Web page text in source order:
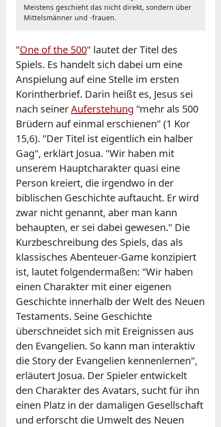
Meistens geschieht das nicht direkt, sondern über
Mittelsmänner und -frauen.
"One of the 500" lautet der Titel des
Spiels. Es handelt sich dabei um eine
Anspielung auf eine Stelle im ersten
Korintherbrief. Darin heißt es, Jesus sei
nach seinerAuferstehung "mehr als 500
Brüdern auf einmal erschienen" (1 Kor
15,6). "Der Titel ist eigentlich ein halber
Gag", erklärt Josua. "Wir haben mit
unserem Hauptcharakter quasi eine
Person kreiert, die irgendwo in der
biblischen Geschichte auftaucht. Er wird
zwar nicht genannt, aber man kann
behaupten, er sei dabei gewesen." Die
Kurzbeschreibung des Spiels, das als
klassisches Abenteuer-Game konzipiert
ist, lautet folgendermaßen: "Wir haben
einen Charakter mit einer eigenen
Geschichte innerhalb der Welt des Neuen
Testaments. Seine Geschichte
überschneidet sich mit Ereignissen aus
den Evangelien. So kann man interaktiv
die Story der Evangelien kennenlernen",
erläutert Josua. Der Spieler entwickelt
den Charakter des Avatars, sucht für ihn
einen Platz in der damaligen Gesellschaft
und erforscht die Umwelt des Neuen